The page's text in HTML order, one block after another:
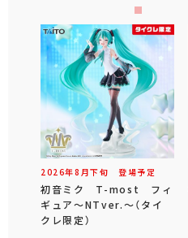
2026年8 月下旬 登場予定
初音ミク T-most フィ
ギュア～NTver.～（タイ
クレ限定）